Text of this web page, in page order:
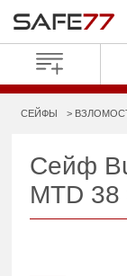
СЕЙФЫ
Сейф
MTD 38